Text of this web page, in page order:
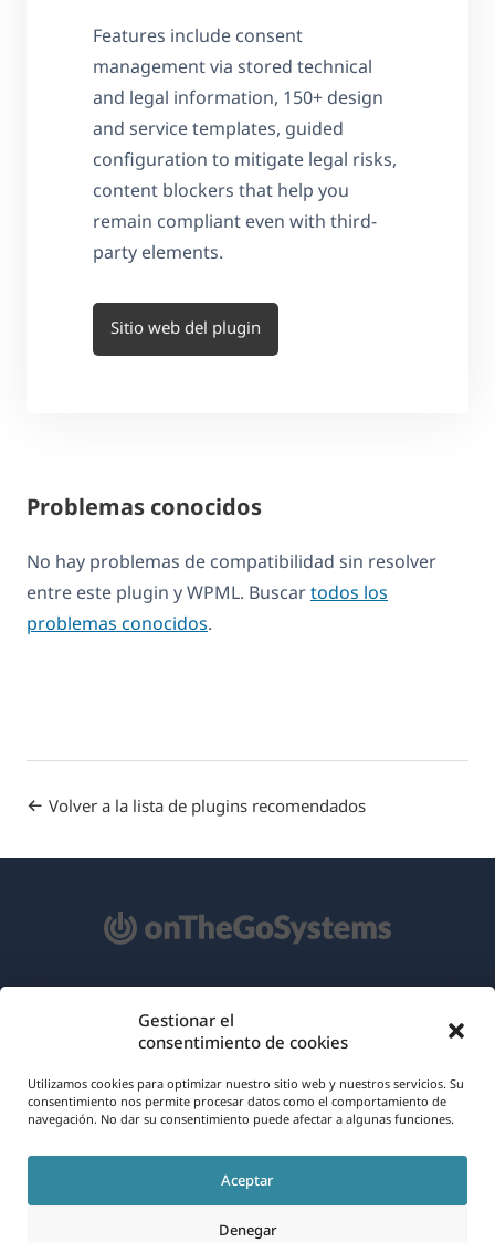
Gestionar el
consentimiento de cookies
Utilizamos cookies para optimizar nuestro sitio web y nuestros servicios. Su
consentimiento nos permite procesar datos como el comportamiento de
navegación. No dar su consentimiento puede afectar a algunas funciones.
Aceptar
Denegar
Features include consent
management via stored technical
and legal information, 150+ design
and service templates, guided
configuration to mitigate legal risks,
content blockers that help you
remain compliant even with third-
party elements.
Sitio web del plugin
Problemas conocidos
No hay problemas de compatibilidad sin resolver
entre este plugin y WPML. Buscartodos los
problemas conocidos.
Volver a la lista de plugins recomendados
Español
RGPD y Política de Privacidad
Únete a nuestro equipo(se
abre
nueva
(se
abre
en
una
(se
abre
en
una
(se
abre
una